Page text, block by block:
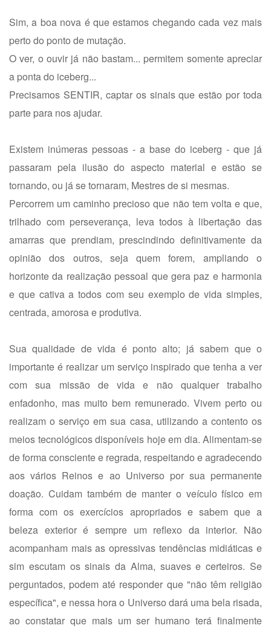
Sim, a boa nova é que estamos chegando cada vez mais
perto do ponto de mutação.
O ver, o ouvir já não bastam... permitem somente apreciar
a ponta do iceberg...
Precisamos SENTIR, captar os sinais que estão por toda
parte para nos ajudar.
Existem inúmeras pessoas - a base do iceberg - que já
passaram pela ilusão do aspecto material e estão se
tornando, ou já se tornaram, Mestres de si mesmas.
Percorrem um caminho precioso que não tem volta e que,
trilhado com perseverança, leva todos à libertação das
amarras que prendiam, prescindindo definitivamente da
opinião dos outros, seja quem forem, ampliando o
horizonte da realização pessoal que gera paz e harmonia
e que cativa a todos com seu exemplo de vida simples,
centrada, amorosa e produtiva.
Sua qualidade de vida é ponto alto; já sabem que o
importante é realizar um serviço inspirado que tenha a ver
com sua missão de vida e não qualquer trabalho
enfadonho, mas muito bem remunerado. Vivem perto ou
realizam o serviço em sua casa, utilizando a contento os
meios tecnológicos disponíveis hoje em dia. Alimentam-se
de forma consciente e regrada, respeitando e agradecendo
aos vários Reinos e ao Universo por sua permanente
doação. Cuidam também de manter o veículo físico em
forma com os exercícios apropriados e sabem que a
beleza exterior é sempre um reflexo da interior. Não
acompanham mais as opressivas tendências midiáticas e
sim escutam os sinais da Alma, suaves e certeiros. Se
perguntados, podem até responder que "não têm religião
específica", e nessa hora o Universo dará uma bela risada,
ao constatar que mais um ser humano terá finalmente